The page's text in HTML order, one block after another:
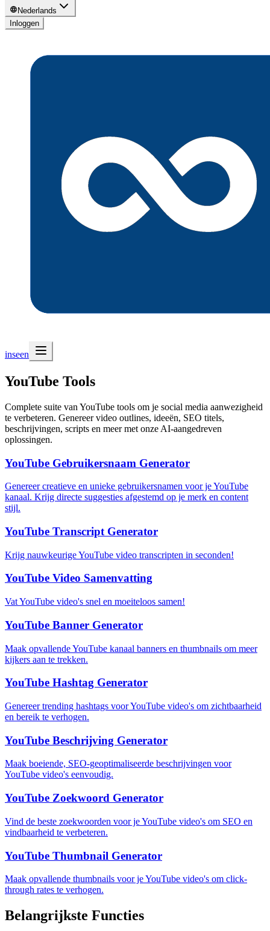
Nederlands
Inloggen
inseen
YouTube Tools
Complete suite van YouTube tools om je social media aanwezigheid
te verbeteren. Genereer video outlines, ideeën, SEO titels,
beschrijvingen, scripts en meer met onze AI-aangedreven
oplossingen.
YouTube Gebruikersnaam Generator
Genereer creatieve en unieke gebruikersnamen voor je YouTube
kanaal. Krijg directe suggesties afgestemd op je merk en content
stijl.
YouTube Transcript Generator
Krijg nauwkeurige YouTube video transcripten in seconden!
YouTube Video Samenvatting
Vat YouTube video's snel en moeiteloos samen!
YouTube Banner Generator
Maak opvallende YouTube kanaal banners en thumbnails om meer
kijkers aan te trekken.
YouTube Hashtag Generator
Genereer trending hashtags voor YouTube video's om zichtbaarheid
en bereik te verhogen.
YouTube Beschrijving Generator
Maak boeiende, SEO-geoptimaliseerde beschrijvingen voor
YouTube video's eenvoudig.
YouTube Zoekwoord Generator
Vind de beste zoekwoorden voor je YouTube video's om SEO en
vindbaarheid te verbeteren.
YouTube Thumbnail Generator
Maak opvallende thumbnails voor je YouTube video's om click-
through rates te verhogen.
Belangrijkste Functies